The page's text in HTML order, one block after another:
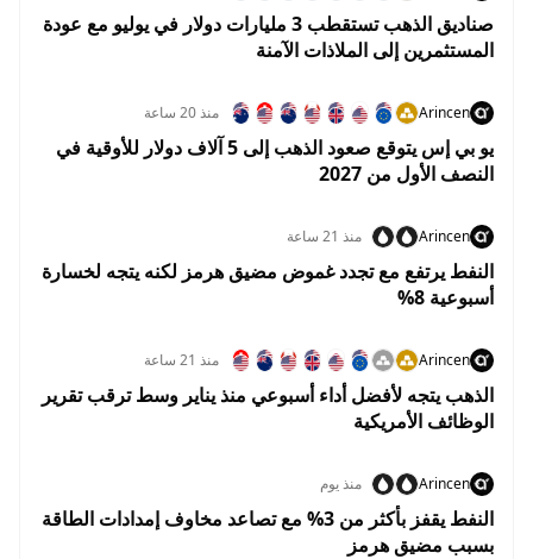
صناديق الذهب تستقطب 3 مليارات دولار في يوليو مع عودة
المستثمرين إلى الملاذات الآمنة
Arincen منذ 20 ساعة
يو بي إس يتوقع صعود الذهب إلى 5 آلاف دولار للأوقية في
النصف الأول من 2027
Arincen منذ 21 ساعة
النفط يرتفع مع تجدد غموض مضيق هرمز لكنه يتجه لخسارة
أسبوعية 8%
Arincen منذ 21 ساعة
الذهب يتجه لأفضل أداء أسبوعي منذ يناير وسط ترقب تقرير
الوظائف الأمريكية
Arincen منذ يوم
النفط يقفز بأكثر من 3% مع تصاعد مخاوف إمدادات الطاقة
بسبب مضيق هرمز